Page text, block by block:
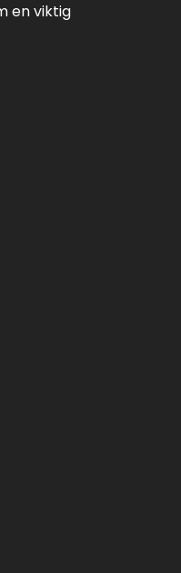
en viktig